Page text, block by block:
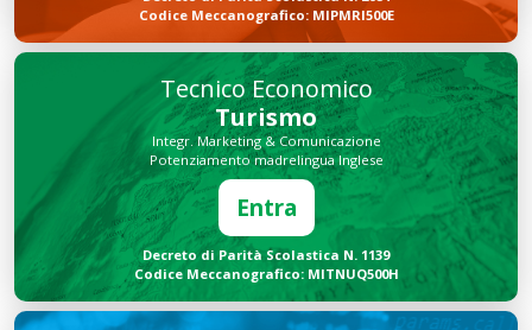
Codice Meccanografico: MIPMRI500E
Tecnico Economico
Turismo
Integr. Marketing & Comunicazione
Potenziamento madrelingua Inglese
Entra
Decreto di Parità Scolastica N. 1139
Codice Meccanografico: MITNUQ500H